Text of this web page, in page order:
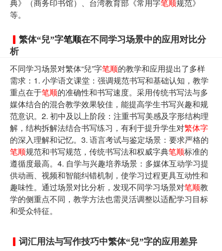
典》（商务印书馆）、台湾教育部《常用字笔顺规范》
等。
繁体“兒”字笔顺在不同学习场景中的应用对比分
析
不同学习场景对繁体“兒”字笔顺的教学和应用提出了多样
需求：1. 小学语文课堂：强调规范书写和基础认知，教学
重点在于笔顺的准确性和书写速度。采用传统书写法与多
媒体结合的混合教学效果较佳，能提高学生书写兴趣和规
范意识。2. 初中及以上阶段：注重书写美感及字形结构理
解，结构拆解法结合书写练习，有利于提升学生对繁体字
的深入理解和记忆。3. 语言考试与鉴定场景：要求严格的
笔顺规范和书写规范，传统书写法和权威字典笔顺标准的
遵循度最高。4. 自学与兴趣培养场景：多媒体互动学习提
供动画、视频和智能纠错机制，使学习过程更具互动性和
趣味性。通过场景对比分析，发现不同学习场景对笔顺教
学的侧重点不同，教学方法也需灵活调整以适配学习目标
和受众特征。
词汇用法与写作技巧中繁体“兒”字的应用差异